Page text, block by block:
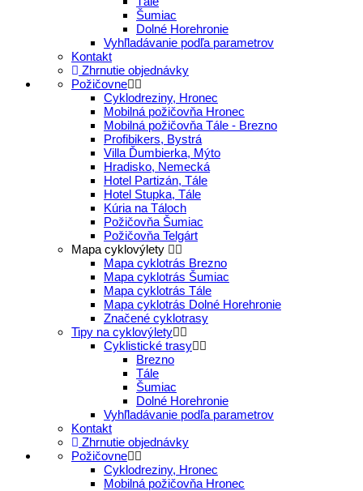
Šumiac
Dolné Horehronie
Vyhľladávanie podľa parametrov
Kontakt
Zhrnutie objednávky
Požičovne
Cyklodreziny, Hronec
Mobilná požičovňa Hronec
Mobilná požičovňa Tále - Brezno
Profibikers, Bystrá
Villa Ďumbierka, Mýto
Hradisko, Nemecká
Hotel Partizán, Tále
Hotel Stupka, Tále
Kúria na Táloch
Požičovňa Šumiac
Požičovňa Telgárt
Mapa cyklovýlety
Mapa cyklotrás Brezno
Mapa cyklotrás Šumiac
Mapa cyklotrás Tále
Mapa cyklotrás Dolné Horehronie
Značené cyklotrasy
Tipy na cyklovýlety
Cyklistické trasy
Brezno
Tále
Šumiac
Dolné Horehronie
Vyhľladávanie podľa parametrov
Kontakt
Zhrnutie objednávky
Požičovne
Cyklodreziny, Hronec
Mobilná požičovňa Hronec